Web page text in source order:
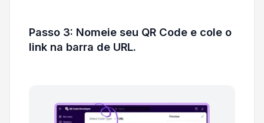
Passo 3: Nomeie seu QR Code e cole o
link na barra de URL.